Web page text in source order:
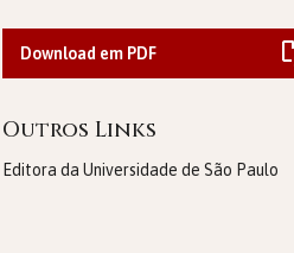
Download em PDF
Outros Links
Editora da Universidade de São Paulo